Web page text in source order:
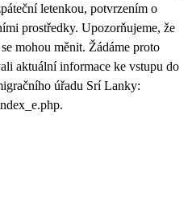
letenkou, potvrzením o
prostředky. Upozorňujeme, že
mohou měnit. Žádáme proto
aktuální informace ke vstupu do
úřadu Srí Lanky: